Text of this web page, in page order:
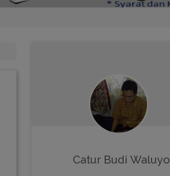
Catur Budi Waluyo